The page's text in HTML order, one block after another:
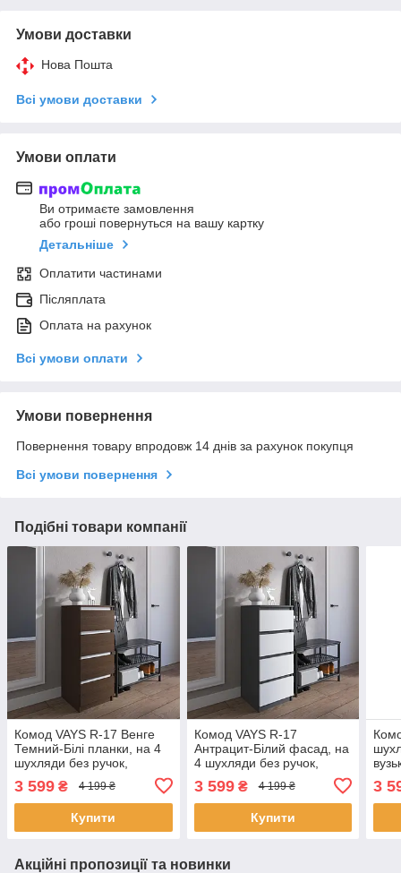
Умови доставки
Нова Пошта
Всі умови доставки
Умови оплати
Ви отримаєте замовлення
або гроші повернуться на вашу картку
Детальніше
Оплатити частинами
Післяплата
Оплата на рахунок
Всі умови оплати
Умови повернення
Повернення товару впродовж 14 днів за рахунок покупця
Всі умови повернення
Подібні товари компанії
Комод VAYS R-17 Венге
Темний-Білі планки, на 4
шухляди без ручок,
вузький, ЛДСП 40×40×98
см - для передпокою,
спальні, коридору
3 599 ₴ 4 199 ₴
Купити
Комод VAYS R-17
Антрацит-Білий фасад, на
4 шухляди без ручок,
вузький, ЛДСП 40×40×98
см - для передпокою,
спальні, коридору
3 599₴ 4 199 ₴
Купити
3
Акційні пропозиції та новинки